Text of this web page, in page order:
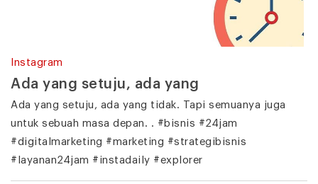
Instagram
Ada yang setuju, ada yang
Ada yang setuju, ada yang tidak. Tapi semuanya juga
untuk sebuah masa depan. . #bisnis #24jam
#digitalmarketing #marketing #strategibisnis
#layanan24jam #instadaily #explorer